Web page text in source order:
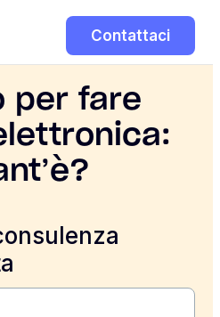
Contattaci
per fare